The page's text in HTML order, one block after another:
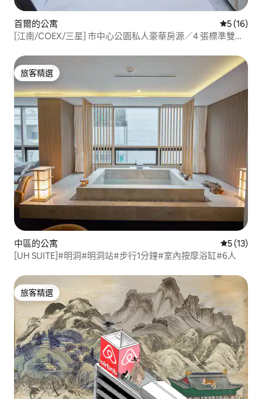
首爾的公寓 從 16 則
5 (16)
[江南/COEX/三星] 市中心公園私人豪華房源／4 張標準雙人
旅客精選
旅客精選
中區的公寓 從 13 則
5 (13)
[UH SUITE]#明洞#明洞站#步行1分鐘#室內按摩浴缸#6人
旅客精選
旅客精選